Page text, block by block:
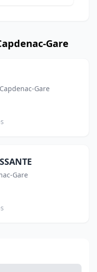
Gare
Gare
Gare